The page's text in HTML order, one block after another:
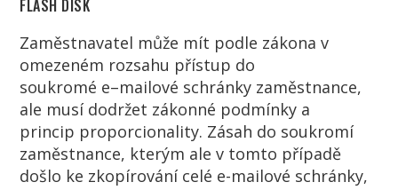
FLASH DISK
Zaměstnavatel může mít podle zákona v
omezeném rozsahu přístup do
soukromé e–mailové schránky zaměstnance,
ale musí dodržet zákonné podmínky a
princip proporcionality. Zásah do soukromí
zaměstnance, kterým ale v tomto případě
došlo ke zkopírování celé e-mailové schránky,